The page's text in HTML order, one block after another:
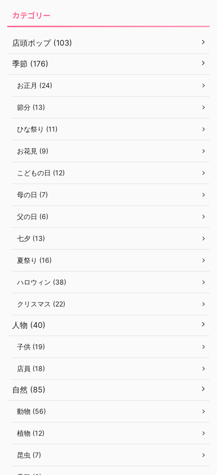
カテゴリー
店頭ポップ (103)
季節 (176)
お正月 (24)
節分 (13)
ひな祭り (11)
お花見 (9)
こどもの日 (12)
母の日 (7)
父の日 (6)
七夕 (13)
夏祭り (16)
ハロウィン (38)
クリスマス (22)
人物 (40)
子供 (19)
店員 (18)
自然 (85)
動物 (56)
植物 (12)
昆虫 (7)